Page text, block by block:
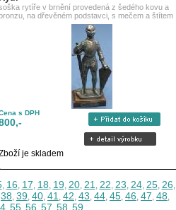
rytíře v brnění provedená z šedého kovu a
na dřevěném podstavci, s mečem a štítem
s DPH
je skladem
, 16, 17, 18, 19, 20, 21, 22, 23, 24, 25, 26,
38, 39, 40, 41 , 42, 43, 44, 45, 46, 47, 48,
, 55, 56 57 58 59